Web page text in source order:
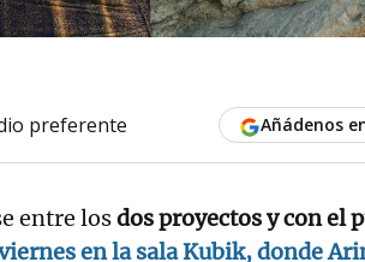
preferente Añádenos
entre losdos proyectos y con el
en la sala Kubik, donde